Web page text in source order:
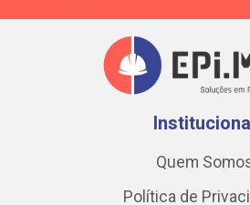
Quem
Política de